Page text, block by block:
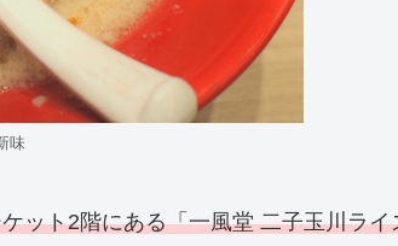
味
ット2階にある「一風堂 二子玉川ライ